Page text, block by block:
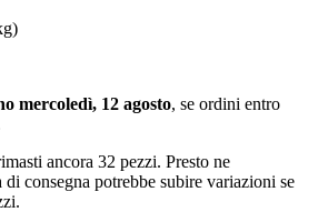
mercoledì, 12 agosto, se ordini entro
ancora 32 pezzi. Presto ne
consegna potrebbe subire variazioni se